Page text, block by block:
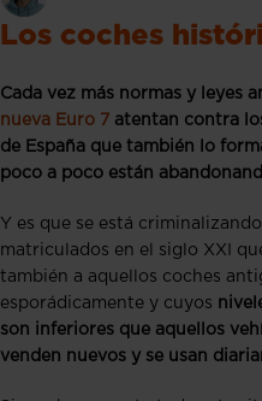
Los coches
Cada vez más normas y leyes
nueva Euro 7 atentan contra
de España que también lo
poco a poco están
Y es que se está
matriculados en el siglo XXI
también a aquellos coches
esporádicamente y cuyos
son inferiores que aquellos
venden nuevos y se usan